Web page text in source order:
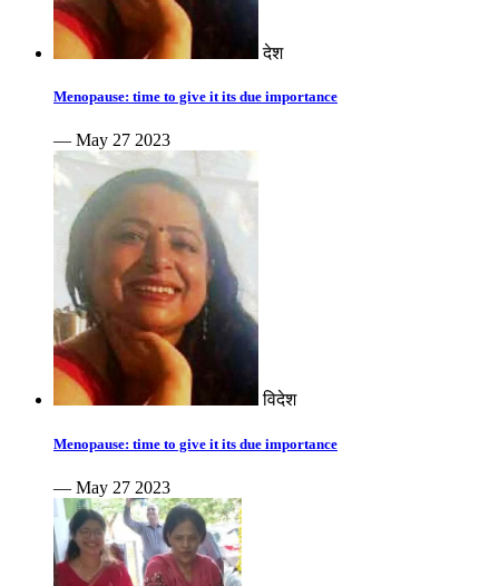
देश
Menopause: time to give it its due importance
— May 27 2023
विदेश
Menopause: time to give it its due importance
— May 27 2023